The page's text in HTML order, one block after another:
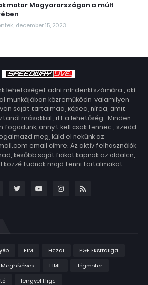
Magyarországon a múlt
december 15, 2023
lehetőséget adni mindenki számára , aki
munkájában közreműködni valamilyen
saját tartalmad, képed, híred, amit
másokkal , itt a lehetőség . Minden
fogadunk, annyit kell csak tenned , szedd
meg, küld el nekünk az
email címre. Az aktív felhasználók
később saját fiókot kapnak az oldalon,
közzé tudnak majd tenni tartalmakat.
FIM Hazai
PGE Ekstraliga
Meghívásos FIME
Jégmotor
lengyel 1.liga